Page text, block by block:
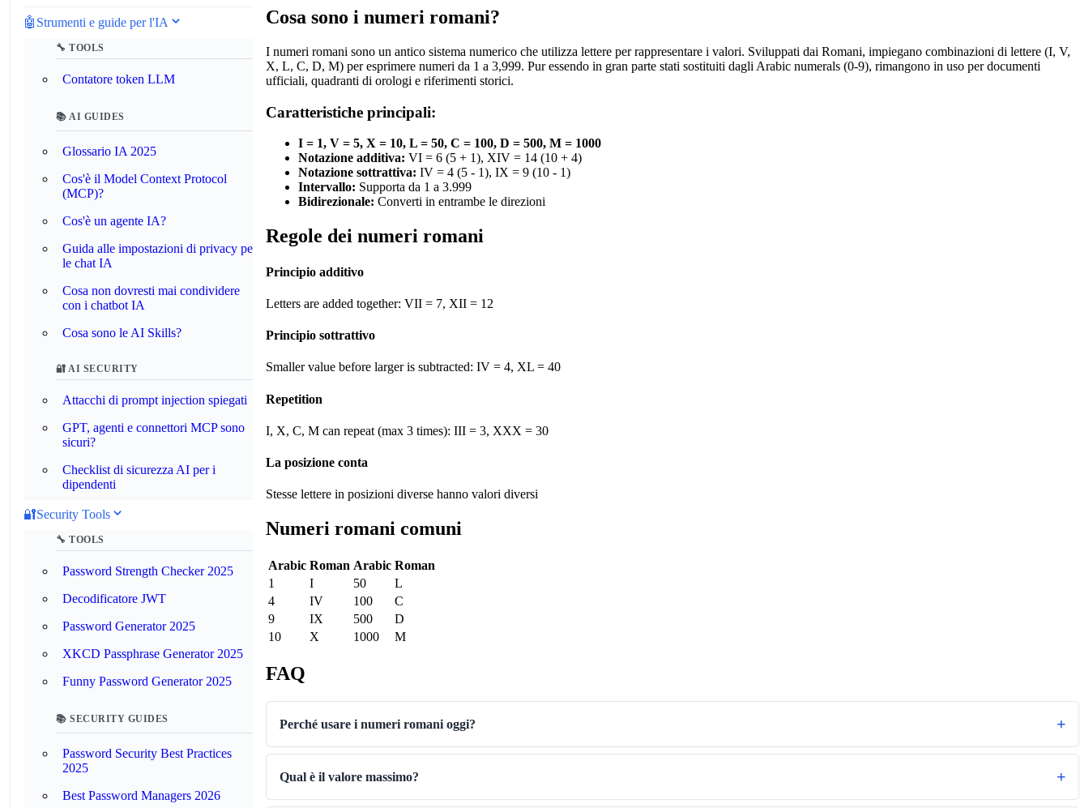
🤖 Strumenti e guide per l'IA
🔧 TOOLS
Contatore token LLM
📚 AI GUIDES
Glossario IA 2025
Cos'è il Model Context Protocol
(MCP)?
Cos'è un agente IA?
Guida alle impostazioni di privacy per
le chat IA
Cosa non dovresti mai condividere
con i chatbot IA
Cosa sono le AI Skills?
🔐 AI SECURITY
Attacchi di prompt injection spiegati
GPT, agenti e connettori MCP sono
sicuri?
Checklist di sicurezza AI per i
dipendenti
🔐Security Tools
🔧 TOOLS
Password Strength Checker 2025
Decodificatore JWT
Password Generator 2025
XKCD Passphrase Generator 2025
Funny Password Generator 2025
📚 SECURITY GUIDES
Password Security Best Practices
2025
Best Password Managers 2026
Cosa sono i numeri romani?
I numeri romani sono un antico sistema numerico che utilizza lettere per rappresentare i valori. Sviluppati dai Romani, impiegano combinazioni di lettere (I, V,
X, L, C, D, M) per esprimere numeri da 1 a 3,999. Pur essendo in gran parte stati sostituiti dagli Arabic numerals (0-9), rimangono in uso per documenti
ufficiali, quadranti di orologi e riferimenti storici.
Caratteristiche principali:
I = 1, V = 5, X = 10, L = 50, C = 100, D = 500, M = 1000
Notazione additiva: VI = 6 (5 + 1), XIV = 14 (10 + 4)
Notazione sottrattiva: IV = 4 (5 - 1), IX = 9 (10 - 1)
Intervallo: Supporta da 1 a 3.999
Bidirezionale: Converti in entrambe le direzioni
Regole dei numeri romani
Principio additivo
Letters are added together: VII = 7, XII = 12
Principio sottrattivo
Smaller value before larger is subtracted: IV = 4, XL = 40
Repetition
I, X, C, M can repeat (max 3 times): III = 3, XXX = 30
La posizione conta
Stesse lettere in posizioni diverse hanno valori diversi
Numeri romani comuni
Arabic Roman Arabic Roman
1
I 50
L
4
IV 100
C
9
IX 500
D
10
X 1000 M
FAQ
Perché usare i numeri romani oggi?
Qual è il valore massimo?